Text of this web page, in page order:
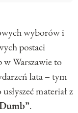
wyborów i
postaci
w Warszawie to
lata – tym
materiał z
.